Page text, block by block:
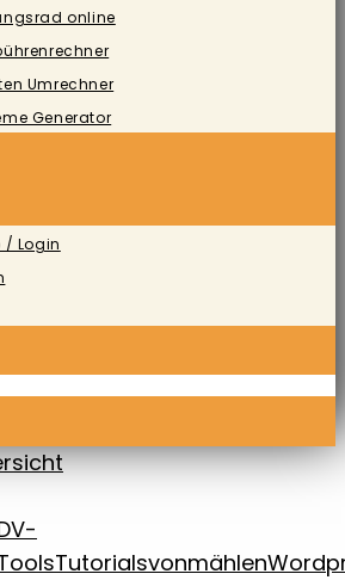
online
Umrechner
Generator
/ Login
Tutorialsvonmählen